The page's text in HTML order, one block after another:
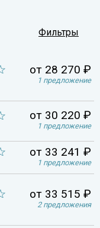
Фильтры
от 28 270 ₽
1 предложение
от 30 220 ₽
1 предложение
от 33 241 ₽
1 предложение
от 33 515 ₽
2 предложения